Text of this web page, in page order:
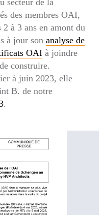
des membres OAI,
à 3 ans en amont du
à jour son analyse de
OAI à joindre
construire.
à juin 2023, elle
B. de notre
.